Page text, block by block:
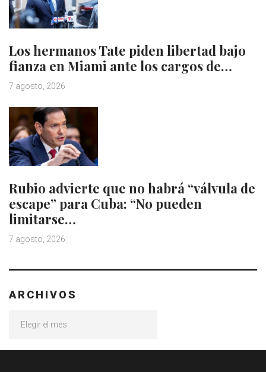
Los hermanos Tate piden libertad bajo
fianza en Miami ante los cargos de…
7 agosto, 2026
Rubio advierte que no habrá “válvula de
escape” para Cuba: “No pueden
limitarse…
7 agosto, 2026
ARCHIVOS